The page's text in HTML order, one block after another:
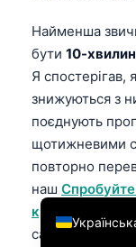
Найменша
бути 10-
Я спостерігав,
знижуються з
поєднують
щотижневими
повторно
наш Спробуйте
крові за
самому методі
English
Deutsch
العربية
Français
עִבְרִית